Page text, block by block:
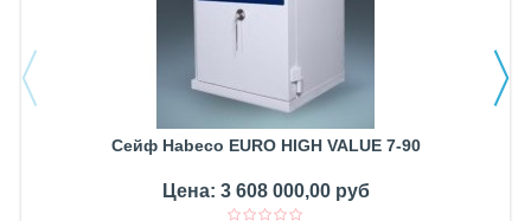
Сейф Habeco EURO HIGH VALUE 7-90
Цена: 3 608 000,00 руб